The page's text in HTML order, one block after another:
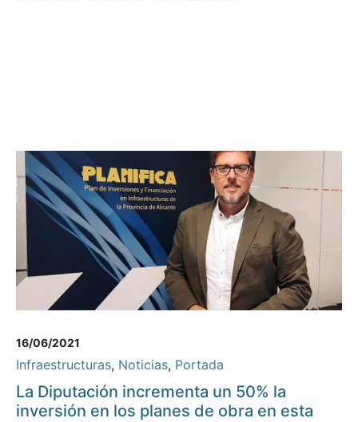
16/06/2021
Infraestructuras, Noticias, Portada
La Diputación incrementa un 50% la
inversión en los planes de obra en esta